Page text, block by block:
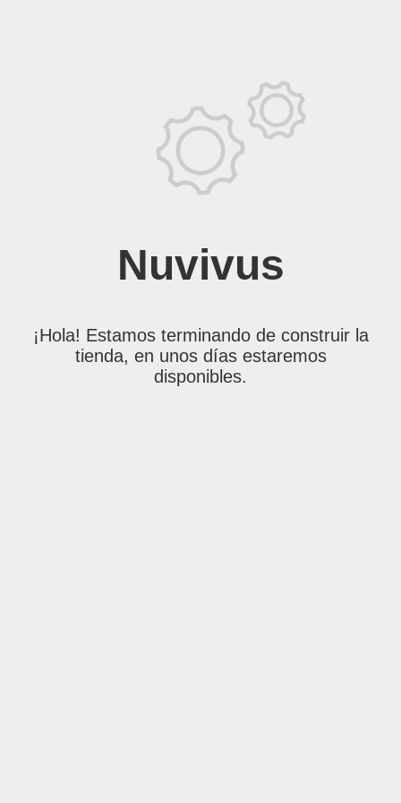
Nuvivus
¡Hola! Estamos terminando de construir la
tienda, en unos días estaremos
disponibles.